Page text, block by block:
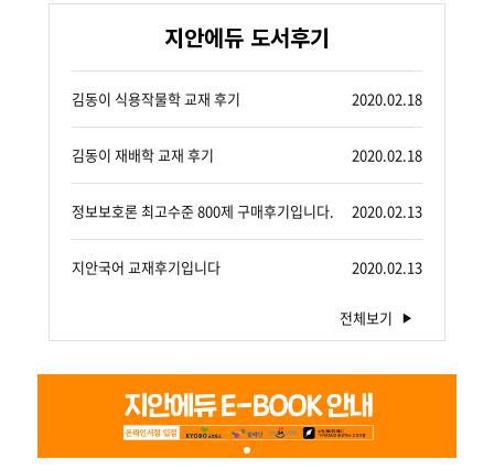
지안에듀 도서후기
김동이 식용작물학 교재 후기 2020.02.18
김동이 재배학 교재 후기 2020.02.18
정보보호론 최고수준 800제 구매후기입니다. 2020.02.13
지안국어 교재후기입니다 2020.02.13
전체보기